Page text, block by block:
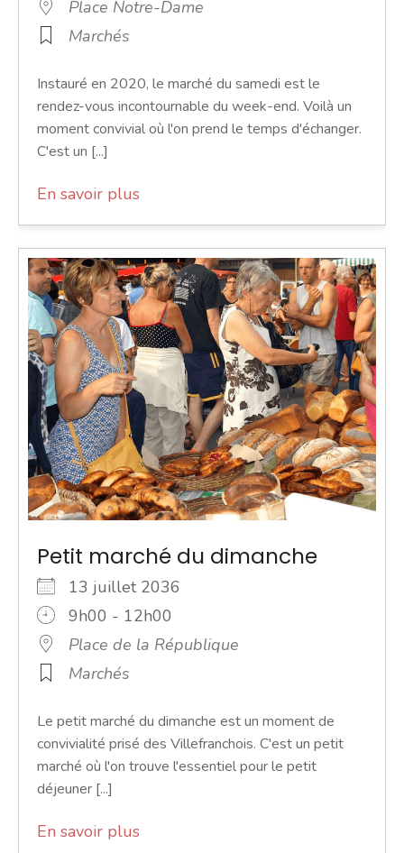
Place Notre-Dame
Marchés
Instauré en 2020, le marché du samedi est le
rendez-vous incontournable du week-end. Voilà un
moment convivial où l'on prend le temps d'échanger.
C'est un [...]
En savoir plus
Petit marché du dimanche
13 juillet 2036
9h00 - 12h00
Place de la République
Marchés
Le petit marché du dimanche est un moment de
convivialité prisé des Villefranchois. C'est un petit
marché où l'on trouve l'essentiel pour le petit
déjeuner [...]
En savoir plus